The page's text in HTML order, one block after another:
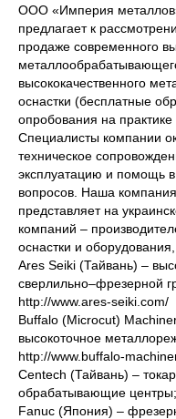
ООО «Империя
предлагает к
продаже современного
высококачественного
оснастки (бесплатные
опробования на
Специалисты компании
техническое
эксплуатацию и помощь
вопросов. Наша
представляет на
компаний –
оснастки и оборудования,
Ares Seiki (Тайвань) –
сверлильно–фрезерной
http://www.ares-seiki.com/
Buffalo (Microcut)
высокоточное
http://www.buffalo-
Centech (Тайвань) –
обрабатывающие центры;
Fanuc (Япония) –